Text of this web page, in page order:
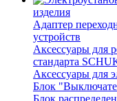
изделия
Адаптер
устройств
Аксессуары для
стандарта
Аксессуары для
Блок
Блок